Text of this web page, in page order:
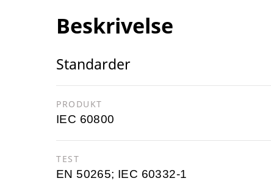
Beskrivelse
Standarder
PRODUKT
IEC 60800
TEST
EN 50265; IEC 60332-1